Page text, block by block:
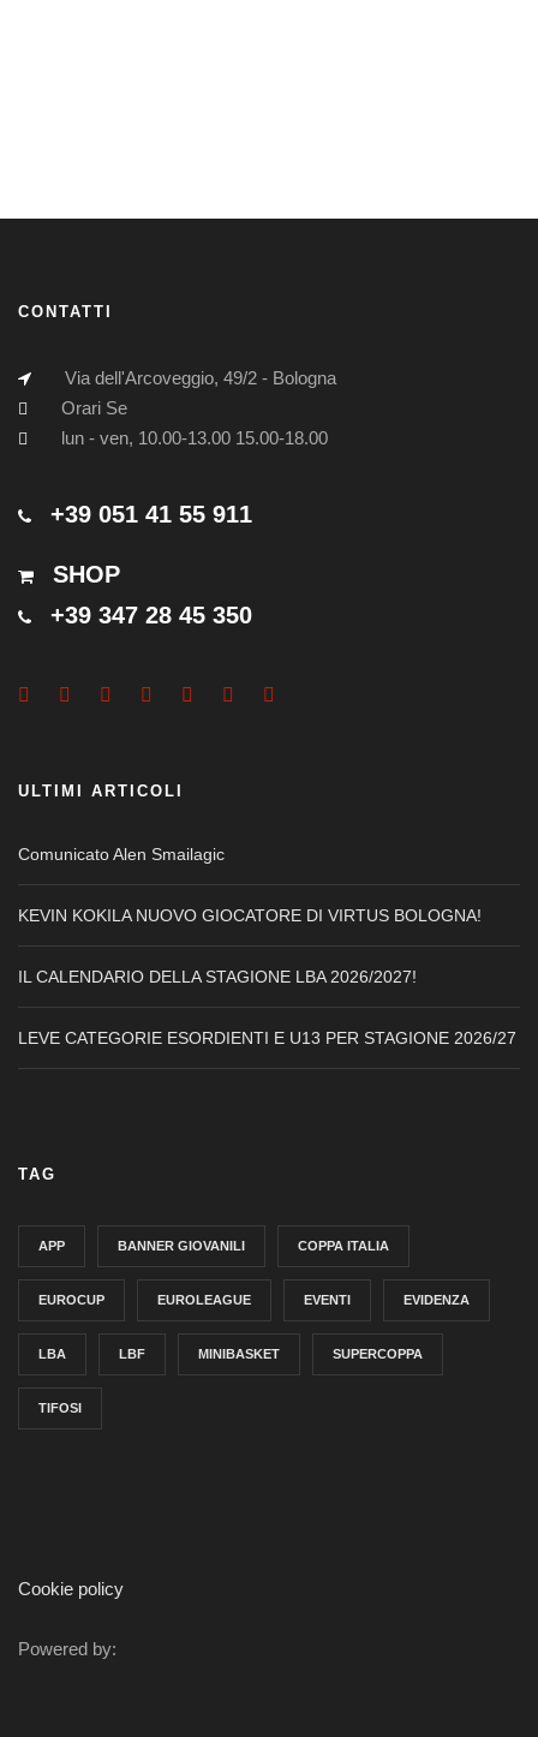
CONTATTI
Via dell'Arcoveggio, 49/2 - Bologna
Orari Se
lun - ven, 10.00-13.00 15.00-18.00
+39 051 41 55 911
SHOP
+39 347 28 45 350
ULTIMI ARTICOLI
Comunicato Alen Smailagic
KEVIN KOKILA NUOVO GIOCATORE DI VIRTUS BOLOGNA!
IL CALENDARIO DELLA STAGIONE LBA 2026/2027!
LEVE CATEGORIE ESORDIENTI E U13 PER STAGIONE 2026/27
TAG
APP BANNER GIOVANILI COPPA ITALIA
EUROCUP EUROLEAGUE EVENTI EVIDENZA
LBA LBF MINIBASKET SUPERCOPPA
TIFOSI
Cookie policy
Powered by: